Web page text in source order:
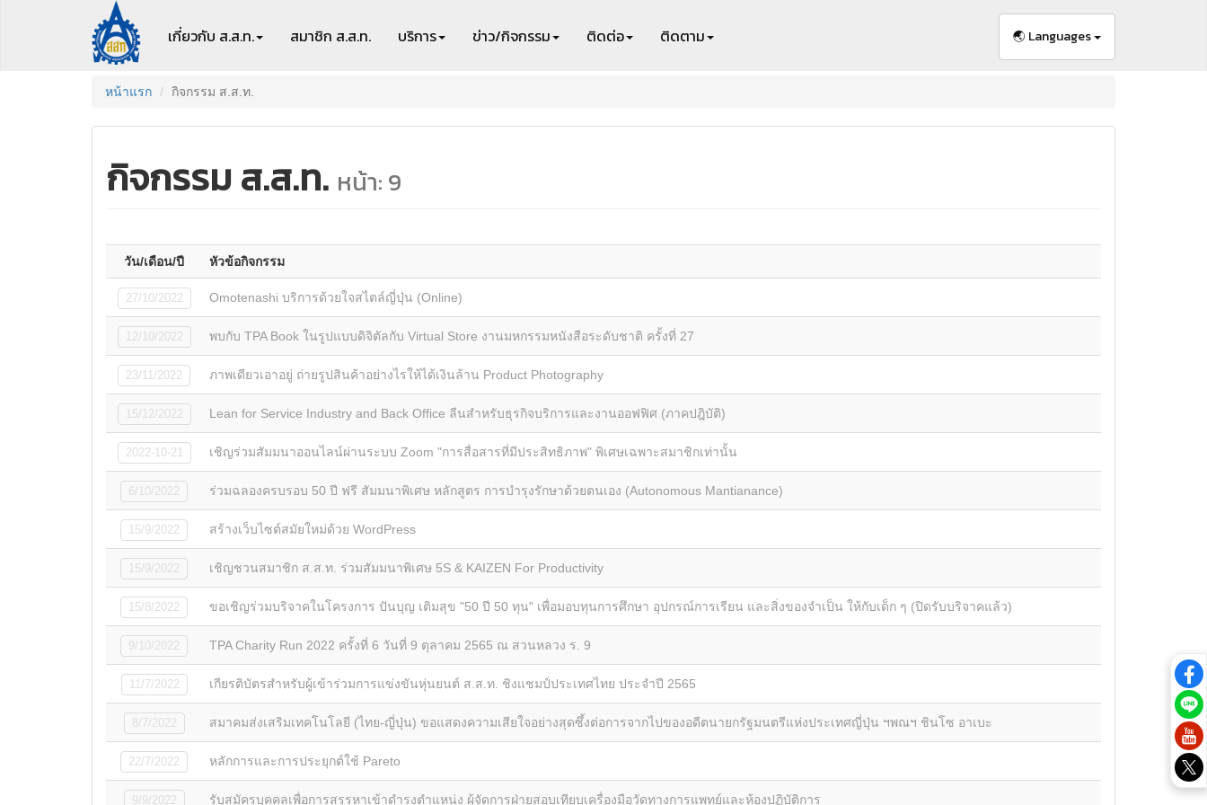
เกี่ยวกับ ส.ส.ท. สมาชิก ส.ส.ท. บริการ ข่าว/กิจกรรม ติดต่อ ติดตาม 🌏 Languages
หน้าแรก กิจกรรม ส.ส.ท.
กิจกรรม ส.ส.ท. หน้า: 9
วัน/เดือน/ปี หัวข้อกิจกรรม
27/10/2022 Omotenashi บริการด้วยใจสไตล์ญี่ปุ่น (Online)
12/10/2022 พบกับ TPA Book ในรูปแบบดิจิตัลกับ Virtual Store งานมหกรรมหนังสือระดับชาติ ครั้งที่ 27
23/11/2022 ภาพเดียวเอาอยู่ ถ่ายรูปสินค้าอย่างไรให้ได้เงินล้าน Product Photography
15/12/2022 Lean for Service Industry and Back Office ลีนสำหรับธุรกิจบริการและงานออฟฟิศ (ภาคปฎิบัติ)
2022-10-21 เชิญร่วมสัมมนาออนไลน์ผ่านระบบ Zoom "การสื่อสารที่มีประสิทธิภาพ" พิเศษเฉพาะสมาชิกเท่านั้น
6/10/2022 ร่วมฉลองครบรอบ 50 ปี ฟรี สัมมนาพิเศษ หลักสูตร การบำรุงรักษาด้วยตนเอง (Autonomous Mantianance)
15/9/2022 สร้างเว็บไซต์สมัยใหม่ด้วย WordPress
15/9/2022 เชิญชวนสมาชิก ส.ส.ท. ร่วมสัมมนาพิเศษ 5S & KAIZEN For Productivity
15/8/2022 ขอเชิญร่วมบริจาคในโครงการ ปันบุญ เติมสุข "50 ปี 50 ทุน" เพื่อมอบทุนการศึกษา อุปกรณ์การเรียน และสิ่งของจำเป็น ให้กับเด็ก ๆ (ปิดรับบริจาคแล้ว)
9/10/2022 TPA Charity Run 2022 ครั้งที่ 6 วันที่ 9 ตุลาคม 2565 ณ สวนหลวง ร. 9
11/7/2022 เกียรติบัตรสำหรับผู้เข้าร่วมการแข่งขันหุ่นยนต์ ส.ส.ท. ชิงแชมป์ประเทศไทย ประจำปี 2565
8/7/2022 สมาคมส่งเสริมเทคโนโลยี (ไทย-ญี่ปุ่น) ขอแสดงความเสียใจอย่างสุดซึ้งต่อการจากไปของอดีตนายกรัฐมนตรีแห่งประเทศญี่ปุ่น ฯพณฯ ชินโซ อาเบะ
22/7/2022 หลักการและการประยุกต์ใช้ Pareto
9/9/2022 รับสมัครบุคคลเพื่อการสรรหาเข้าดำรงตำแหน่ง ผู้จัดการฝ่ายสอบเทียบเครื่องมือวัดทางการแพทย์และห้องปฏิบัติการ